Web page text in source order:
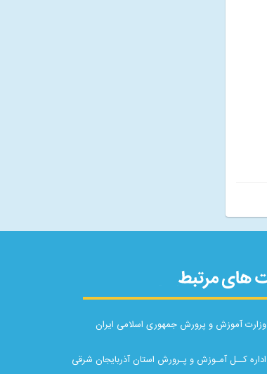
وزارت آموزش و پرورش جمهوری اسلامی ایران
اداره کــل آمـوزش و پـرورش استان آذربایجان شرقی